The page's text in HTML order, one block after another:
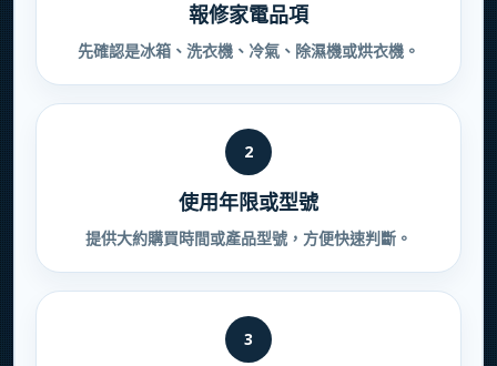
報修家電品項
先確認是冰箱、洗衣機、冷氣、除濕機或烘衣機。
2
使用年限或型號
提供大約購買時間或產品型號，方便快速判斷。
3